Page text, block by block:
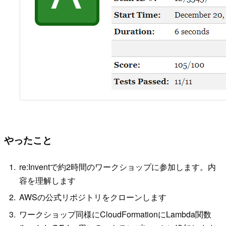
やったこと
re:Inventで約2時間のワークショップに参加します。内
容を理解します
AWSの公式リポジトリをクローンします
ワークショップ同様にCloudFormationにLambda関数